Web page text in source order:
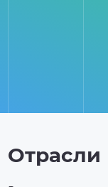
Отрасли